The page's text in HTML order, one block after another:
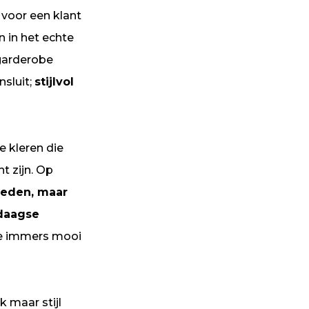
een klant
in het echte
stijlvol
kleren die
zijn. Op
maar
immers mooi
maar stijl